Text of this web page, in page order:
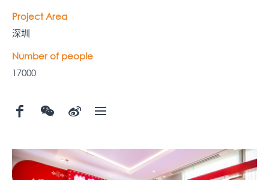
Project Area
深圳
Number of people
17000